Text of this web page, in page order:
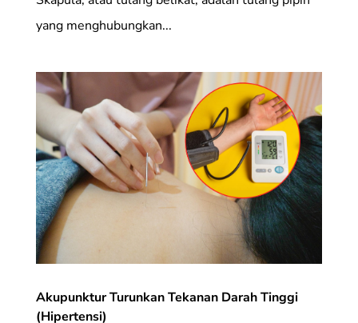
yang menghubungkan...
Akupunktur Turunkan Tekanan Darah Tinggi
(Hipertensi)